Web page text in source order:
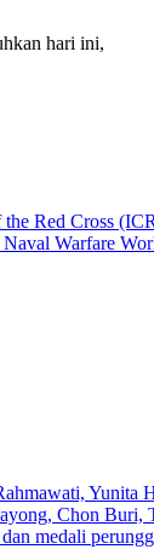
hari ini,